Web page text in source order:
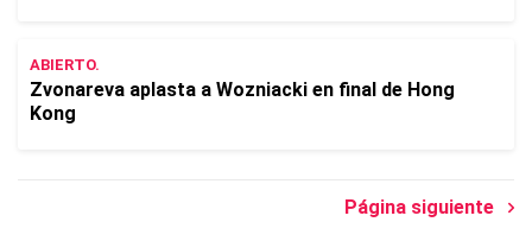
ABIERTO.
Zvonareva aplasta a Wozniacki en final de Hong
Kong
Página siguiente